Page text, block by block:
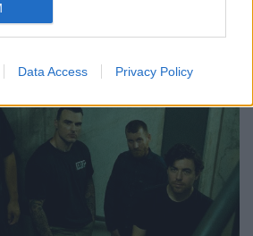
Data Access Privacy Policy